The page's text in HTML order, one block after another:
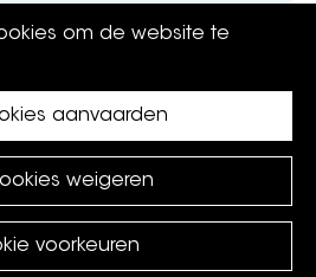
policy
om de website te
voorkeuren
weigeren
aanvaarden